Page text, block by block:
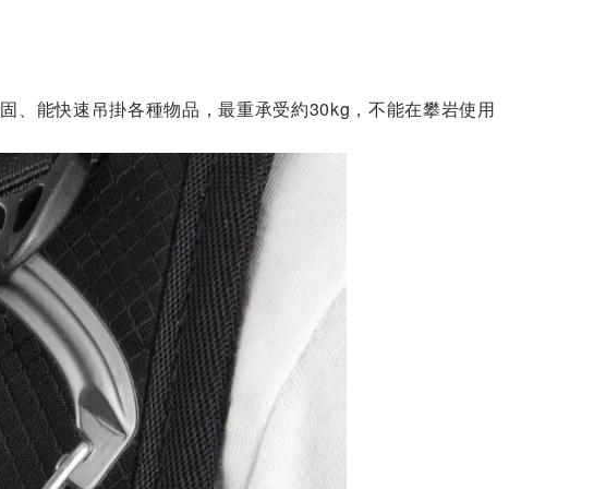
固、能快速吊掛各種物品，最重承受約30kg，不能在攀岩使用